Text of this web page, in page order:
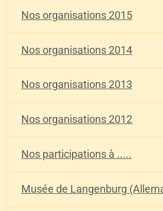
Nos organisations 2015
Nos organisations 2014
Nos organisations 2013
Nos organisations 2012
Nos participations à .....
Musée de Langenburg